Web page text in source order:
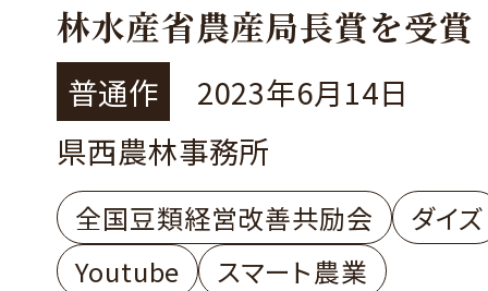
林水産省農産局長賞を受賞
回避とスマート農業技術導
ダイズ省力・高品質栽培
渡辺和弘さん・美幸さん
普通作
2023年6月14日
県西農林事務所
全国豆類経営改善共励会
ダイズ
Youtube
スマート農業